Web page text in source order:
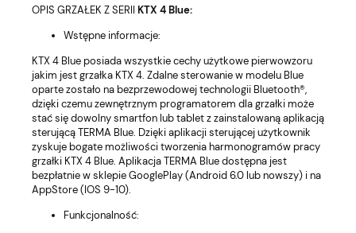
OPIS GRZAŁEK Z SERII KTX 4 Blue:
Wstępne informacje:
KTX 4 Blue posiada wszystkie cechy użytkowe pierwowzoru
jakim jest grzałka KTX 4. Zdalne sterowanie w modelu Blue
oparte zostało na bezprzewodowej technologii Bluetooth®,
dzięki czemu zewnętrznym programatorem dla grzałki może
stać się dowolny smartfon lub tablet z zainstalowaną aplikacją
sterującą TERMA Blue. Dzięki aplikacji sterującej użytkownik
zyskuje bogate możliwości tworzenia harmonogramów pracy
grzałki KTX 4 Blue. Aplikacja TERMA Blue dostępna jest
bezpłatnie w sklepie GooglePlay (Android 6.0 lub nowszy) i na
AppStore (IOS 9-10).
Funkcjonalność: